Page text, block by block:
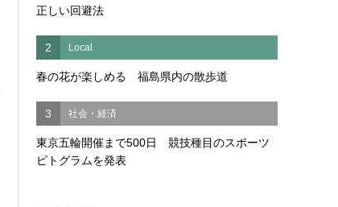
正しい回避法
2 Local
春の花が楽しめる 福島県内の散歩道
3 社会・経済
東京五輪開催まで500日 競技種目のスポーツ
ピトグラムを発表